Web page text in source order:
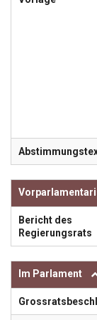
Bericht des
Regierungsrats
Im Parlament